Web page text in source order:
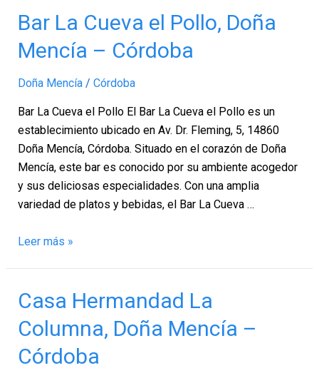
Bar La Cueva el Pollo, Doña
Mencía – Córdoba
Doña Mencía/ Córdoba
Bar La Cueva el Pollo El Bar La Cueva el Pollo es un
establecimiento ubicado en Av. Dr. Fleming, 5, 14860
Doña Mencía, Córdoba. Situado en el corazón de Doña
Mencía, este bar es conocido por su ambiente acogedor
y sus deliciosas especialidades. Con una amplia
variedad de platos y bebidas, el Bar La Cueva …
Bar
Cueva
Pollo,
Doña
Mencía
–
Córdoba
Leer más »
Casa Hermandad La
Columna, Doña Mencía –
Córdoba
Casa
Hermandad
La
Columna,